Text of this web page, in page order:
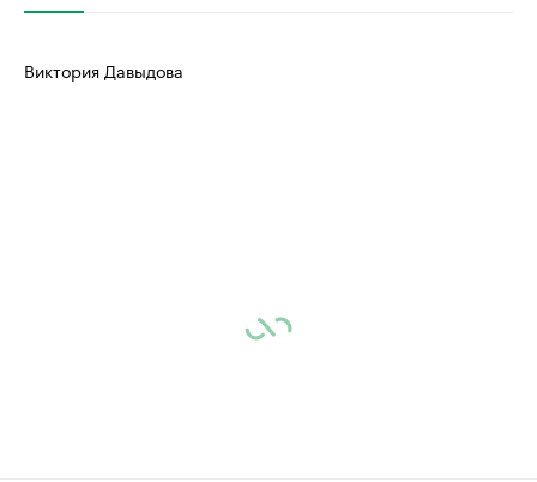
Виктория Давыдова